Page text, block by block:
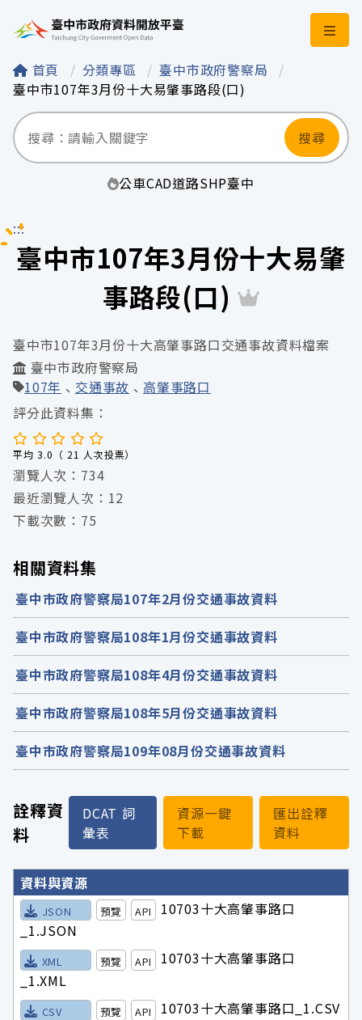
臺中市政府資料開
首頁 分類專區
臺中市政府警察局
臺中市107年3月份十大易肇事路段(口)
搜尋
公車CAD道路SHP臺中
:::
臺中市107年3月份十大易肇
事路段(口)
詮釋資
料
DCAT 詞
彙表
資源一鍵
下載
匯出詮釋
資料
詮釋資料詳細內容
資料與資源
JSON 預覽 API
10703十大高肇事路口
_1.JSON
XML 預覽 API
10703十大高肇事路口
_1.XML
CSV 預覽 API
10703十大高肇事路口_1.CSV
臺中市107年3月份十大高肇事路口交通事故資料檔案
臺中市政府警察局
107年
交通事故
高肇事路口
評分此資料集：
平均 3.0（ 21 人次投票）
瀏覽人次：734
最近瀏覽人次：12
下載次數：75
相關資料集
臺中市政府警察局107年2月份交通事故資料
臺中市政府警察局108年1月份交通事故資料
臺中市政府警察局108年4月份交通事故資料
臺中市政府警察局108年5月份交通事故資料
臺中市政府警察局109年08月份交通事故資料